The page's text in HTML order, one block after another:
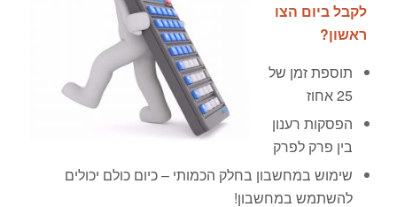
לקבל ביום הצו
ראשון?
תוספת זמן של
25 אחוז
הפסקות רענון
בין פרק לפרק
שימוש במחשבון בחלק הכמותי – כיום כולם יכולים
להשתמש במחשבון!